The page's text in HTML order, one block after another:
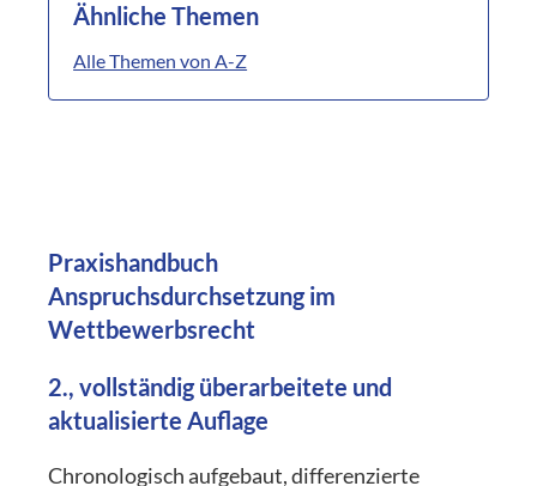
Ähnliche Themen
Alle Themen von A-Z
Praxishandbuch
Anspruchsdurchsetzung im
Wettbewerbsrecht
2., vollständig überarbeitete und
aktualisierte Auflage
Chronologisch aufgebaut, differenzierte